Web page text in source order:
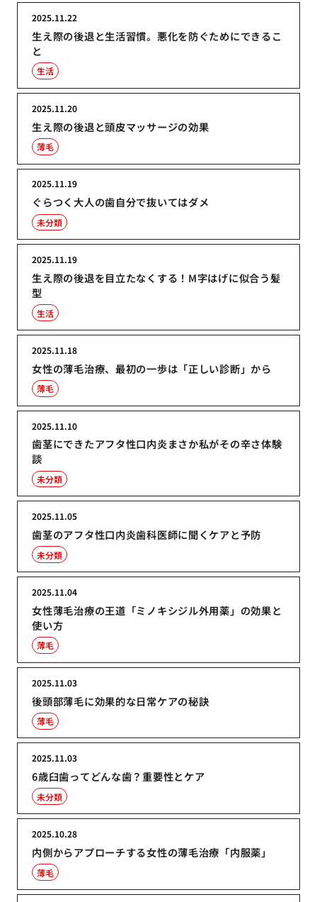
生え際の後退と生活習慣。悪化を防ぐためにできるこ
と
2025.11.22
生活
生え際の後退と頭皮マッサージの効果
2025.11.20
薄毛
ぐらつく大人の歯自分で抜いてはダメ
2025.11.19
未分類
生え際の後退を目立たなくする！M字はげに似合う髪
型
2025.11.19
生活
女性の薄毛治療、最初の一歩は「正しい診断」から
2025.11.18
薄毛
歯茎にできたアフタ性口内炎まさか私がその辛さ体験
談
2025.11.10
未分類
歯茎のアフタ性口内炎歯科医師に聞くケアと予防
2025.11.05
未分類
女性薄毛治療の王道「ミノキシジル外用薬」の効果と
使い方
2025.11.04
薄毛
後頭部薄毛に効果的な日常ケアの秘訣
2025.11.03
薄毛
6歳臼歯ってどんな歯？重要性とケア
2025.11.03
未分類
内側からアプローチする女性の薄毛治療「内服薬」
2025.10.28
薄毛